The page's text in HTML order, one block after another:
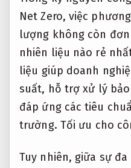
Net Zero, việc
lượng không còn
nhiên liệu nào rẻ
liệu giúp doanh
suất, hỗ trợ xử lý
đáp ứng các tiêu
trường. Tối ưu cho
Tuy nhiên, giữa sự